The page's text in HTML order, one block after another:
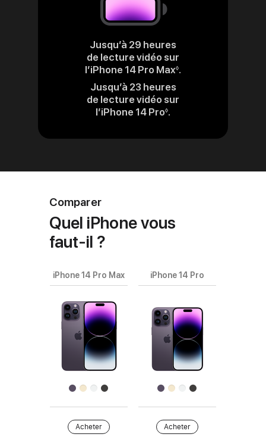
Jusqu’à 29 heures
de lecture vidéo sur
l’iPhone 14 Pro Max◊.
Jusqu’à 23 heures
de lecture vidéo sur
l’iPhone 14 Pro◊.
mentions
Comparer
Quel iPhone vous
faut‑il ?
Choisissez
modèles
à comparer.
iPhone 14 Pro Max iPhone 14 Pro
Images
produits
Acheter Acheter